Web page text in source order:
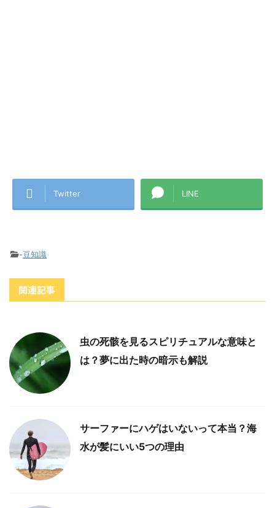
Twitter LINE
-豆知識
関連記事
虫の死骸を見るスピリチュアルな意味と
は？夢に出た時の暗示も解説
サーファーにハゲはいないって本当？海
水が髪にいい5つの理由